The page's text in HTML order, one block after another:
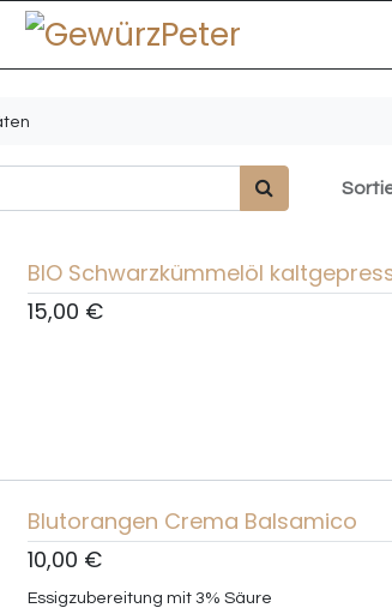
BIO Schwarzkümmelöl
15,00 €
Blutorangen Crema Balsamico
10,00 €
Essigzubereitung mit 3% Säure